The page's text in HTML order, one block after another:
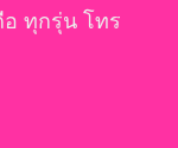
ทุกรุ่น โทร